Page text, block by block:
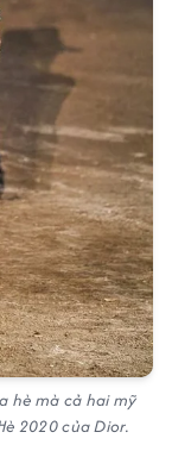
hè mà cả hai mỹ
2020 của Dior.